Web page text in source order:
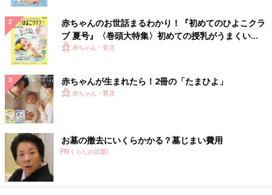
赤ちゃんのお世話まるわかり！『初めてのひよこクラ
ブ 夏号』〈巻頭大特集〉初めての授乳がうまくい
く！ おっぱい・ミルクの基本と夏のトラブル 解決テ
赤ちゃん・育児
赤ちゃんが生まれたら！2冊の「たまひよ」
赤ちゃん・育児
お墓の撤去にいくらかかる？墓じまい費用
PR(くらしの話題)